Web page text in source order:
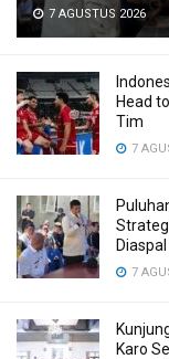
7 AGUSTUS 2026
Head
Tim
7
7
Karo